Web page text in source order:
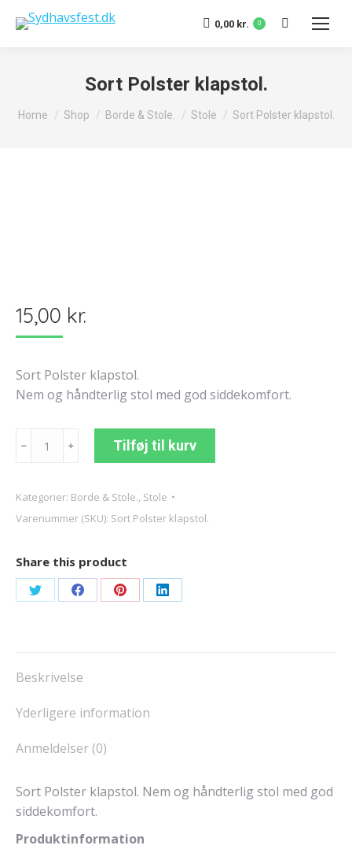
0,00 kr. 0 Search:
Sort Polster klapstol.
You are here:
Home Shop Borde & Stole. Stole Sort Polster klapstol.
15,00 kr.
Sort Polster klapstol.
Nem og håndterlig stol med god siddekomfort.
antal
﹣ ﹢ Tilføj til kurv
Kategorier: Borde & Stole., Stole
Varenummer (SKU): Sort Polster klapstol.
Share this product
Share Share Share Share
Beskrivelse
Yderligere information
Anmeldelser (0)
Sort Polster klapstol. Nem og håndterlig stol med god
siddekomfort.
Produktinformation